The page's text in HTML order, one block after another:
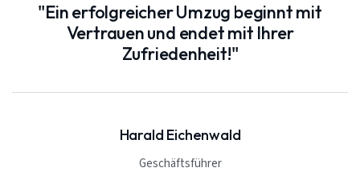
"Ein erfolgreicher Umzug beginnt mit
Vertrauen und endet mit Ihrer
Zufriedenheit!"
Harald Eichenwald
Geschäftsführer